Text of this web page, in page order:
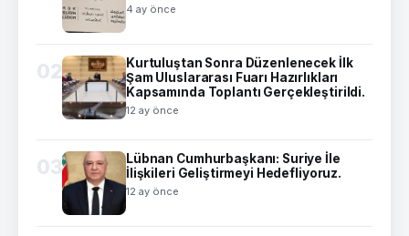
4 ay önce
02
Kurtuluştan Sonra Düzenlenecek İlk
Şam Uluslararası Fuarı Hazırlıkları
Kapsamında Toplantı Gerçekleştirildi.
12 ay önce
03
Lübnan Cumhurbaşkanı: Suriye İle
İlişkileri Geliştirmeyi Hedefliyoruz.
12 ay önce